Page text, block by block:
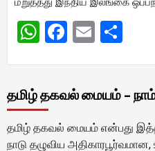
WhatsApp
Facebook
Email
தமிழ் தகவல் மையம் –
தமிழ் தகவல் மையம் என்பது
நாடு தழுவிய